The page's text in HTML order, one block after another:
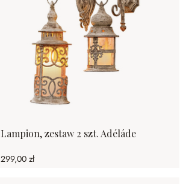
Lampion, zestaw 2 szt. Adéláde
299,00 zł